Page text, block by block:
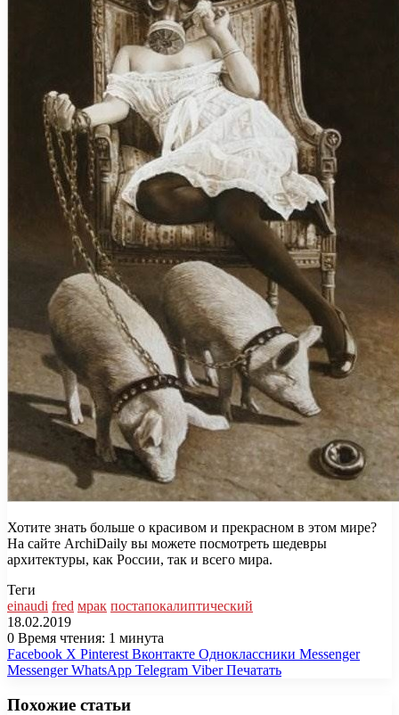
Хотите знать больше о красивом и прекрасном в этом мире?
На сайте ArchiDaily вы можете посмотреть шедевры
архитектуры, как России, так и всего мира.
Теги
einaudi fred мрак постапокалиптический
18.02.2019
0 Время чтения: 1 минута
Facebook X Pinterest Вконтакте Одноклассники Messenger
Messenger WhatsApp Telegram Viber Печатать
Похожие статьи